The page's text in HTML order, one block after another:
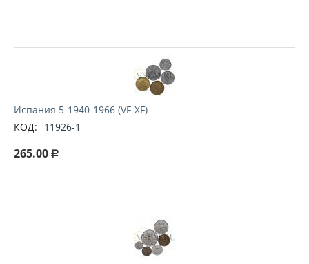
Испания 5-1940-1966 (VF-XF)
КОД:
11926-1
265.00 Р